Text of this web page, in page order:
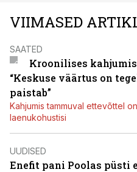
VIIMASED
SAATED
Kroonilises
“Keskuse väärtus on
paistab”
Kahjumis tammuval ettevõttel
laenukohustisi
UUDISED
Enefit pani Poolas püsti